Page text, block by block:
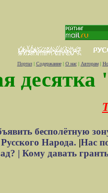
Портал| Содержание| О нас| Авторам|
десятка
бесполётную
Народа. |Нас
| Кому давать